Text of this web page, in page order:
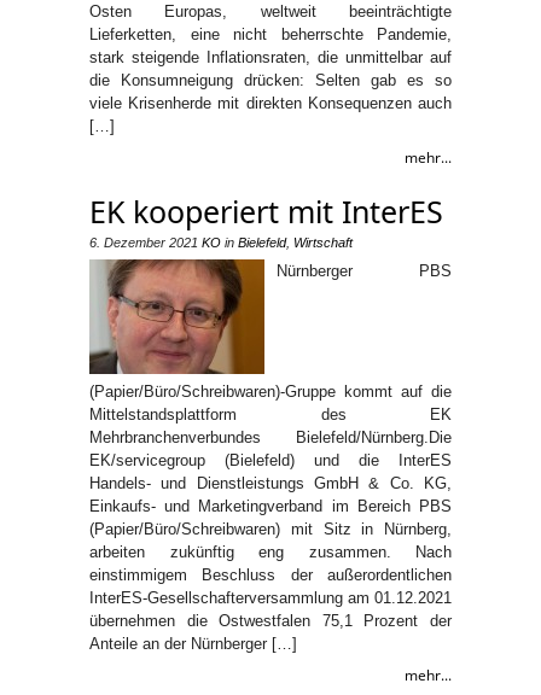
Osten Europas, weltweit beeinträchtigte
Lieferketten, eine nicht beherrschte Pandemie,
stark steigende Inflationsraten, die unmittelbar auf
die Konsumneigung drücken: Selten gab es so
viele Krisenherde mit direkten Konsequenzen auch
[…]
mehr...
EK kooperiert mit InterES
6. Dezember 2021 KO in Bielefeld, Wirtschaft
Nürnberger PBS
(Papier/Büro/Schreibwaren)-Gruppe kommt auf die
Mittelstandsplattform des EK
Mehrbranchenverbundes Bielefeld/Nürnberg.Die
EK/servicegroup (Bielefeld) und die InterES
Handels- und Dienstleistungs GmbH & Co. KG,
Einkaufs- und Marketingverband im Bereich PBS
(Papier/Büro/Schreibwaren) mit Sitz in Nürnberg,
arbeiten zukünftig eng zusammen. Nach
einstimmigem Beschluss der außerordentlichen
InterES-Gesellschafterversammlung am 01.12.2021
übernehmen die Ostwestfalen 75,1 Prozent der
Anteile an der Nürnberger […]
mehr...